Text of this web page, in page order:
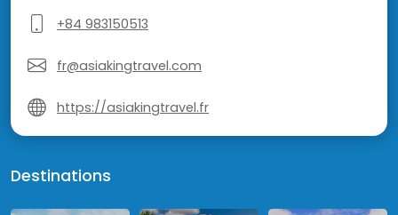
+84 983150513
fr@asiakingtravel.com
https://asiakingtravel.fr
Destinations